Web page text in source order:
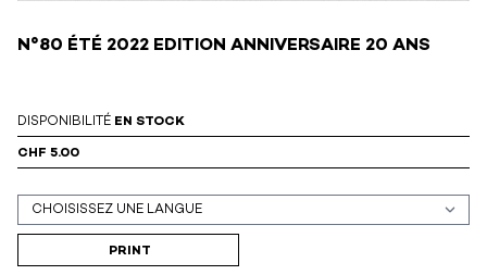
N°80 ÉTÉ 2022 EDITION ANNIVERSAIRE 20 ANS
DISPONIBILITÉ EN STOCK
CHF 5.00
Support (print ou digital)
PRINT